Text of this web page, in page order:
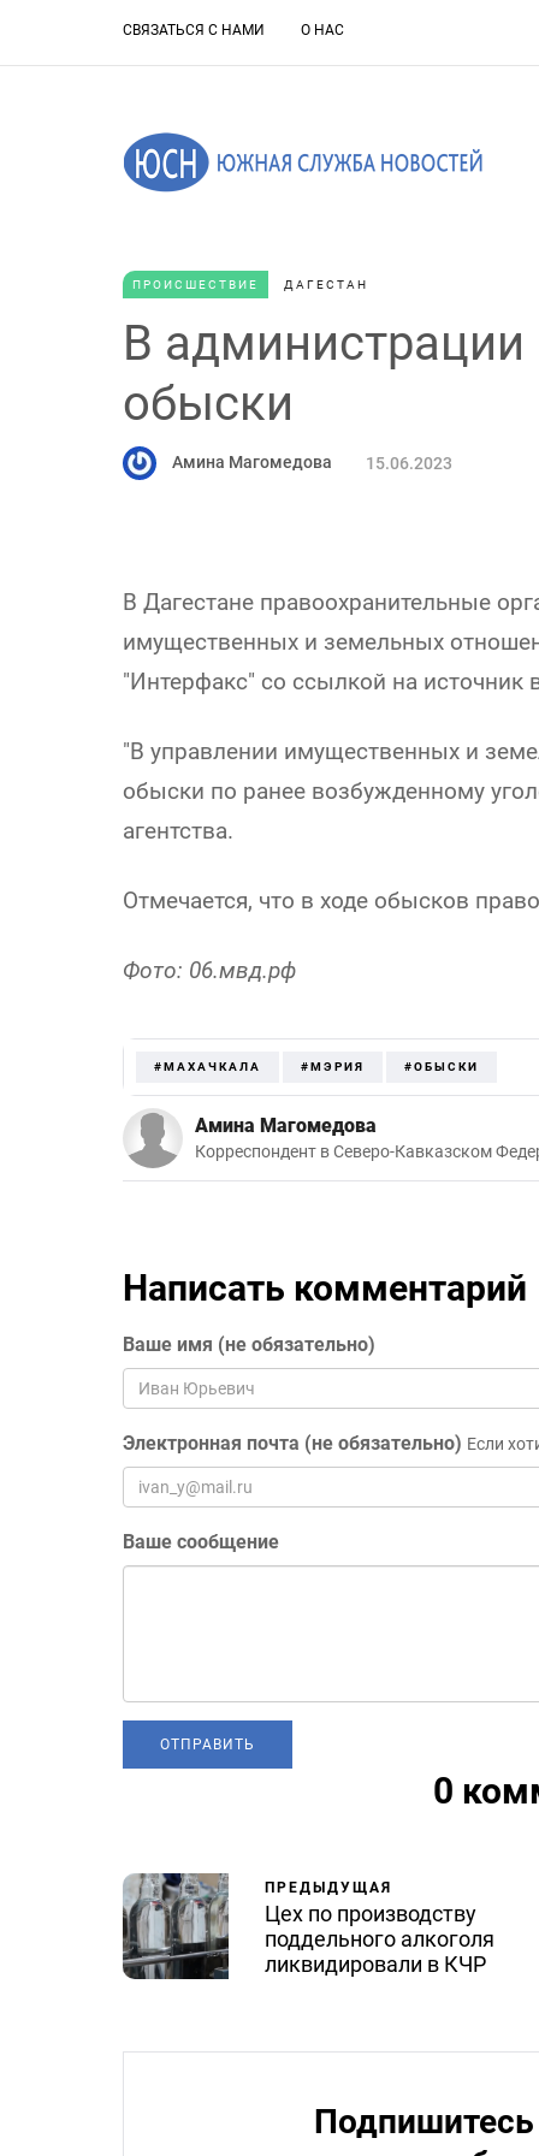
СВЯЗАТЬСЯ С НАМИ О НАС
ПРОИСШЕСТВИЕ ДАГЕСТАН
В
обыски
Амина Магомедова 15.06.2023
В Дагестане правоохранительные
имущественных и земельных
"Интерфакс" со ссылкой на источник
"В управлении имущественных и
обыски по ранее возбужденному
агентства.
Отмечается, что в ходе обысков
Фото: 06.мвд.рф
#МАХАЧКАЛА #МЭРИЯ #ОБЫСКИ
Амина Магомедова
Корреспондент в Северо-Кавказском
Написать комментарий
Ваше имя (не обязательно)
Электронная почта (не обязательно) Если
Ваше сообщение
0
ПРЕДЫДУЩАЯ
Цех по производству
поддельного алкоголя
ликвидировали в КЧР